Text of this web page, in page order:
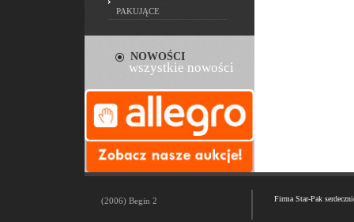
PAKUJĄCE
NOWOŚCI
wszystkie nowości
(2006) Begin 2 Firma Star-Pak